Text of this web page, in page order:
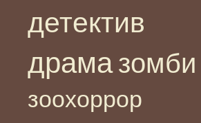
детектив
драма зомби
зоохоррор